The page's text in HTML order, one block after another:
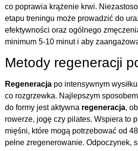
co poprawia krążenie krwi.
etapu treningu może prowadzić do
efektywności oraz ogólnego
minimum 5-10 minut i aby
Metody regeneracji
Regeneracja po intensywnym
co rozgrzewka. Najlepszym
do formy jest aktywna regeneracja,
rowerze, jogę czy pilates. Wspiera to
mięśni, które mogą potrzebować od
pełne zregenerowanie. Odpoczynek,